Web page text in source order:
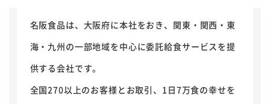
名阪食品は、大阪府に本社をおき、関東・関西・東
海・九州の一部地域を中心に委託給食サービスを提
供する会社です。
全国270以上のお客様とお取引、1日7万食の幸せを